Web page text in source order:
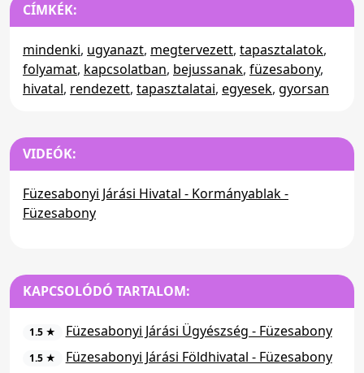
CÍMKÉK:
mindenki, ugyanazt, megtervezett, tapasztalatok,
folyamat, kapcsolatban, bejussanak, füzesabony,
hivatal, rendezett, tapasztalatai, egyesek, gyorsan
VIDEÓK:
Füzesabonyi Járási Hivatal - Kormányablak -
Füzesabony
KAPCSOLÓDÓ TARTALOM:
1.5 ★ Füzesabonyi Járási Ügyészség - Füzesabony
1.5 ★ Füzesabonyi Járási Földhivatal - Füzesabony